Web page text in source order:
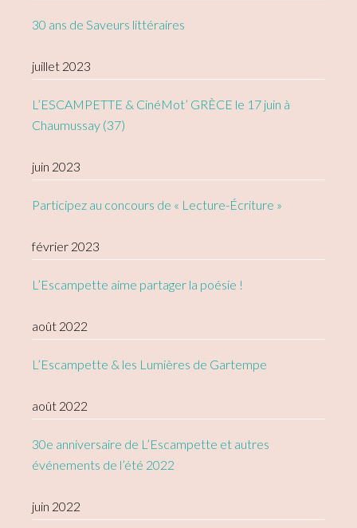
30 ans de Saveurs littéraires
juillet 2023
L’ESCAMPETTE & CinéMot’ GRÈCE le 17 juin à
Chaumussay (37)
juin 2023
Participez au concours de « Lecture-Écriture »
février 2023
L’Escampette aime partager la poésie !
août 2022
L’Escampette & les Lumières de Gartempe
août 2022
30e anniversaire de L’Escampette et autres
événements de l’été 2022
juin 2022